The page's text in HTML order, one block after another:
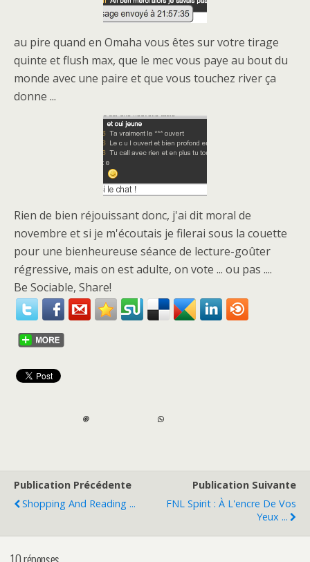
au pire quand en Omaha vous êtes sur votre tirage
quinte et flush max, que le mec vous paye au bout du
monde avec une paire et que vous touchez river ça
donne ...
Rien de bien réjouissant donc, j'ai dit moral de
novembre et si je m'écoutais je filerai sous la couette
pour une bienheureuse séance de lecture-goûter
régressive, mais on est adulte, on vote ... ou pas ....
Be Sociable, Share!
Publication Précédente
Shopping And Reading ...
Publication Suivante
FNL Spirit : À L'encre De Vos
Yeux ...